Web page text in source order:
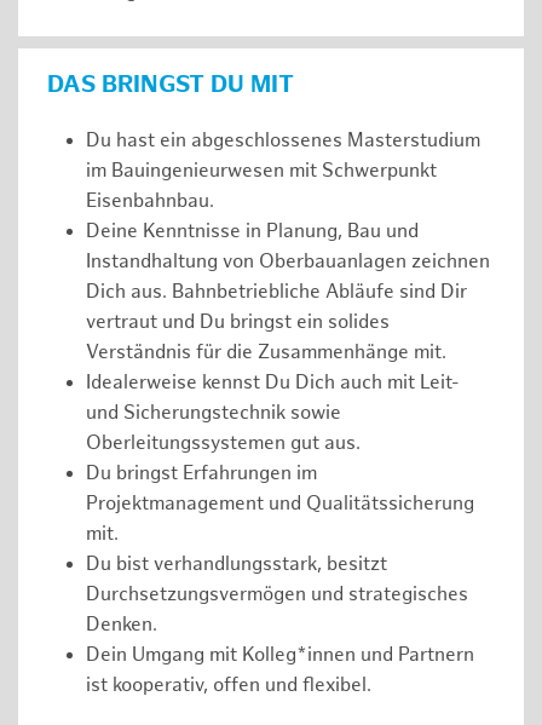
DAS BRINGST DU MIT
Du hast ein abgeschlossenes Masterstudium
im Bauingenieurwesen mit Schwerpunkt
Eisenbahnbau.
Deine Kenntnisse in Planung, Bau und
Instandhaltung von Oberbauanlagen zeichnen
Dich aus. Bahnbetriebliche Abläufe sind Dir
vertraut und Du bringst ein solides
Verständnis für die Zusammenhänge mit.
Idealerweise kennst Du Dich auch mit Leit-
und Sicherungstechnik sowie
Oberleitungssystemen gut aus.
Du bringst Erfahrungen im
Projektmanagement und Qualitätssicherung
mit.
Du bist verhandlungsstark, besitzt
Durchsetzungsvermögen und strategisches
Denken.
Dein Umgang mit Kolleg*innen und Partnern
ist kooperativ, offen und flexibel.